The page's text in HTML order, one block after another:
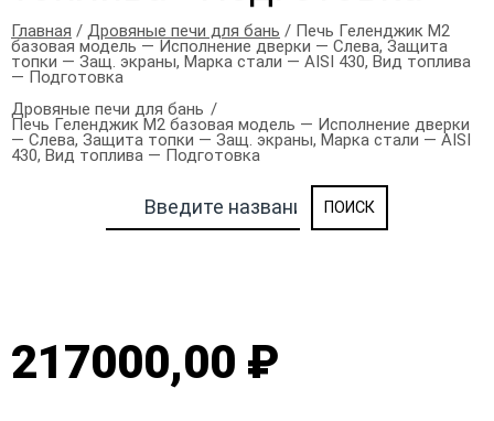
Главная / Дровяные печи для бань / Печь Геленджик М2
базовая модель — Исполнение дверки — Слева, Защита
топки — Защ. экраны, Марка стали — AISI 430, Вид топлива
— Подготовка
Дровяные печи для бань
Печь Геленджик М2 базовая модель — Исполнение дверки
— Слева, Защита топки — Защ. экраны, Марка стали — AISI
430, Вид топлива — Подготовка
217000,00 ₽